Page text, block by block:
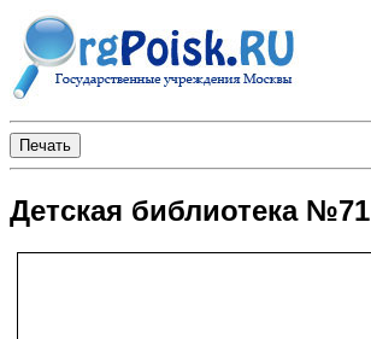
Детская библиотека №71